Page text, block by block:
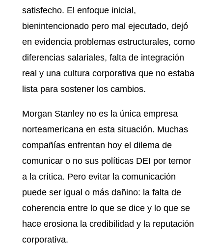
satisfecho. El enfoque inicial,
bienintencionado pero mal ejecutado, dejó
en evidencia problemas estructurales, como
diferencias salariales, falta de integración
real y una cultura corporativa que no estaba
lista para sostener los cambios.
Morgan Stanley no es la única empresa
norteamericana en esta situación. Muchas
compañías enfrentan hoy el dilema de
comunicar o no sus políticas DEI por temor
a la crítica. Pero evitar la comunicación
puede ser igual o más dañino: la falta de
coherencia entre lo que se dice y lo que se
hace erosiona la credibilidad y la reputación
corporativa.